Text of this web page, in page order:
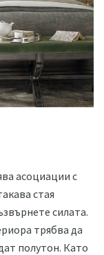
асоциации с
стая
силата.
трябва да
полутон. Като